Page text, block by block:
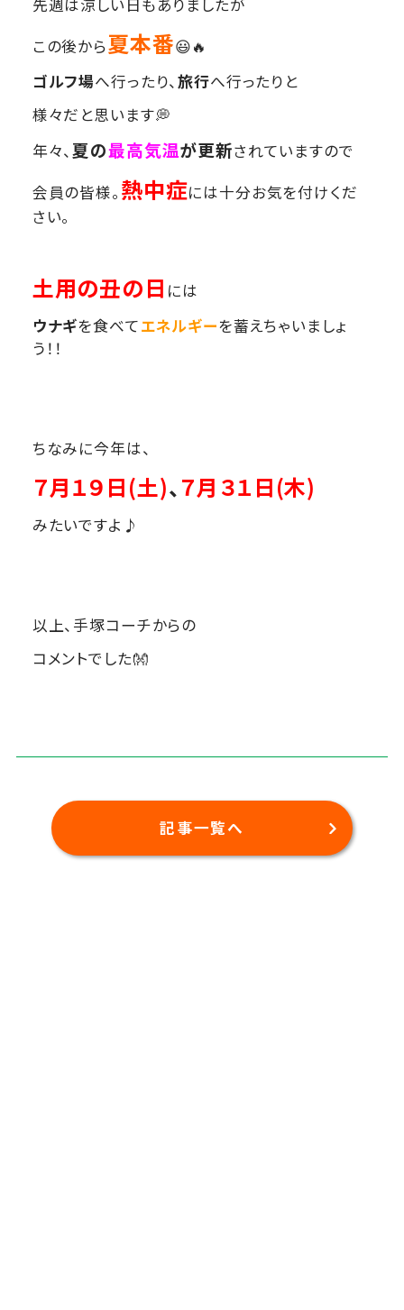
先週は涼しい日もありましたが
この後から夏本番😃🔥
ゴルフ場へ行ったり、旅行へ行ったりと
様々だと思います💭
年々、夏の最高気温が更新されていますので
会員の皆様。 熱中症には十分お気を付けくだ
さい。
土用の丑の日 には
ウナギを食べてエネルギーを蓄えちゃいましょ
う！！
ちなみに今年は、
７月１９日(土)、７月３１日(木)
みたいですよ♪
以上、手塚コーチからの
コメントでした👐
記事一覧へ